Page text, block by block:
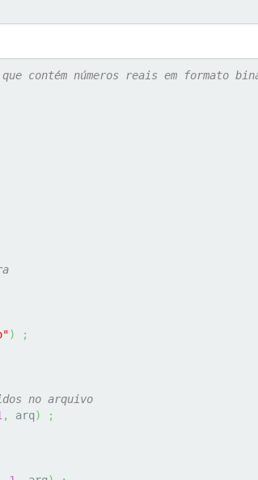
contém números reais em formato
)
;
no arquivo
, arq)
;